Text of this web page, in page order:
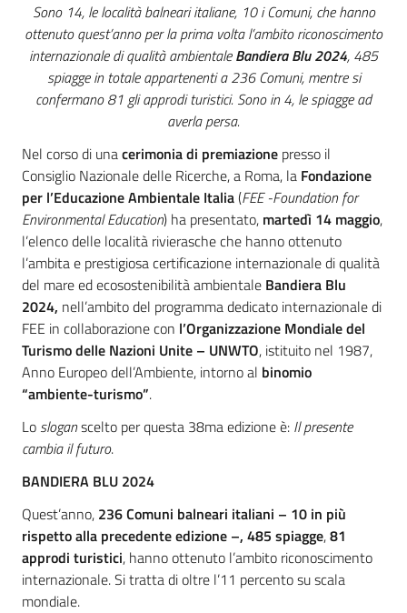
Sono 14, le località balneari italiane, 10 i Comuni, che hanno
ottenuto quest’anno per la prima volta l’ambito riconoscimento
internazionale di qualità ambientaleBandiera Blu 2024, 485
spiagge in totale appartenenti a 236 Comuni, mentre si
confermano 81 gli approdi turistici. Sono in 4, le spiagge ad
averla persa.
Nel corso di unacerimonia di premiazione presso il
Consiglio Nazionale delle Ricerche, a Roma, la Fondazione
per l’Educazione Ambientale Italia(FEE -Foundation for
Environmental Education) ha presentato, martedì 14 maggio,
l’elenco delle località rivierasche che hanno ottenuto
l’ambita e prestigiosa certificazione internazionale di qualità
del mare ed ecosostenibilità ambientale Bandiera Blu
2024, nell’ambito del programma dedicato internazionale di
FEE in collaborazione con l’Organizzazione Mondiale del
Turismo delle Nazioni Unite – UNWTO, istituito nel 1987,
Anno Europeo dell’Ambiente, intorno al binomio
“ambiente-turismo”.
Lo sloganscelto per questa 38ma edizione è: Il presente
cambia il futuro.
BANDIERA BLU 2024
Quest’anno, 236 Comuni balneari italiani – 10 in più
rispetto alla precedente edizione –, 485 spiagge,81
approdi turistici, hanno ottenuto l’ambito riconoscimento
internazionale. Si tratta di oltre l’11 percento su scala
mondiale.